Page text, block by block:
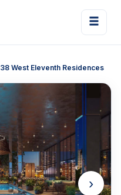
38 West Eleventh Residences
›